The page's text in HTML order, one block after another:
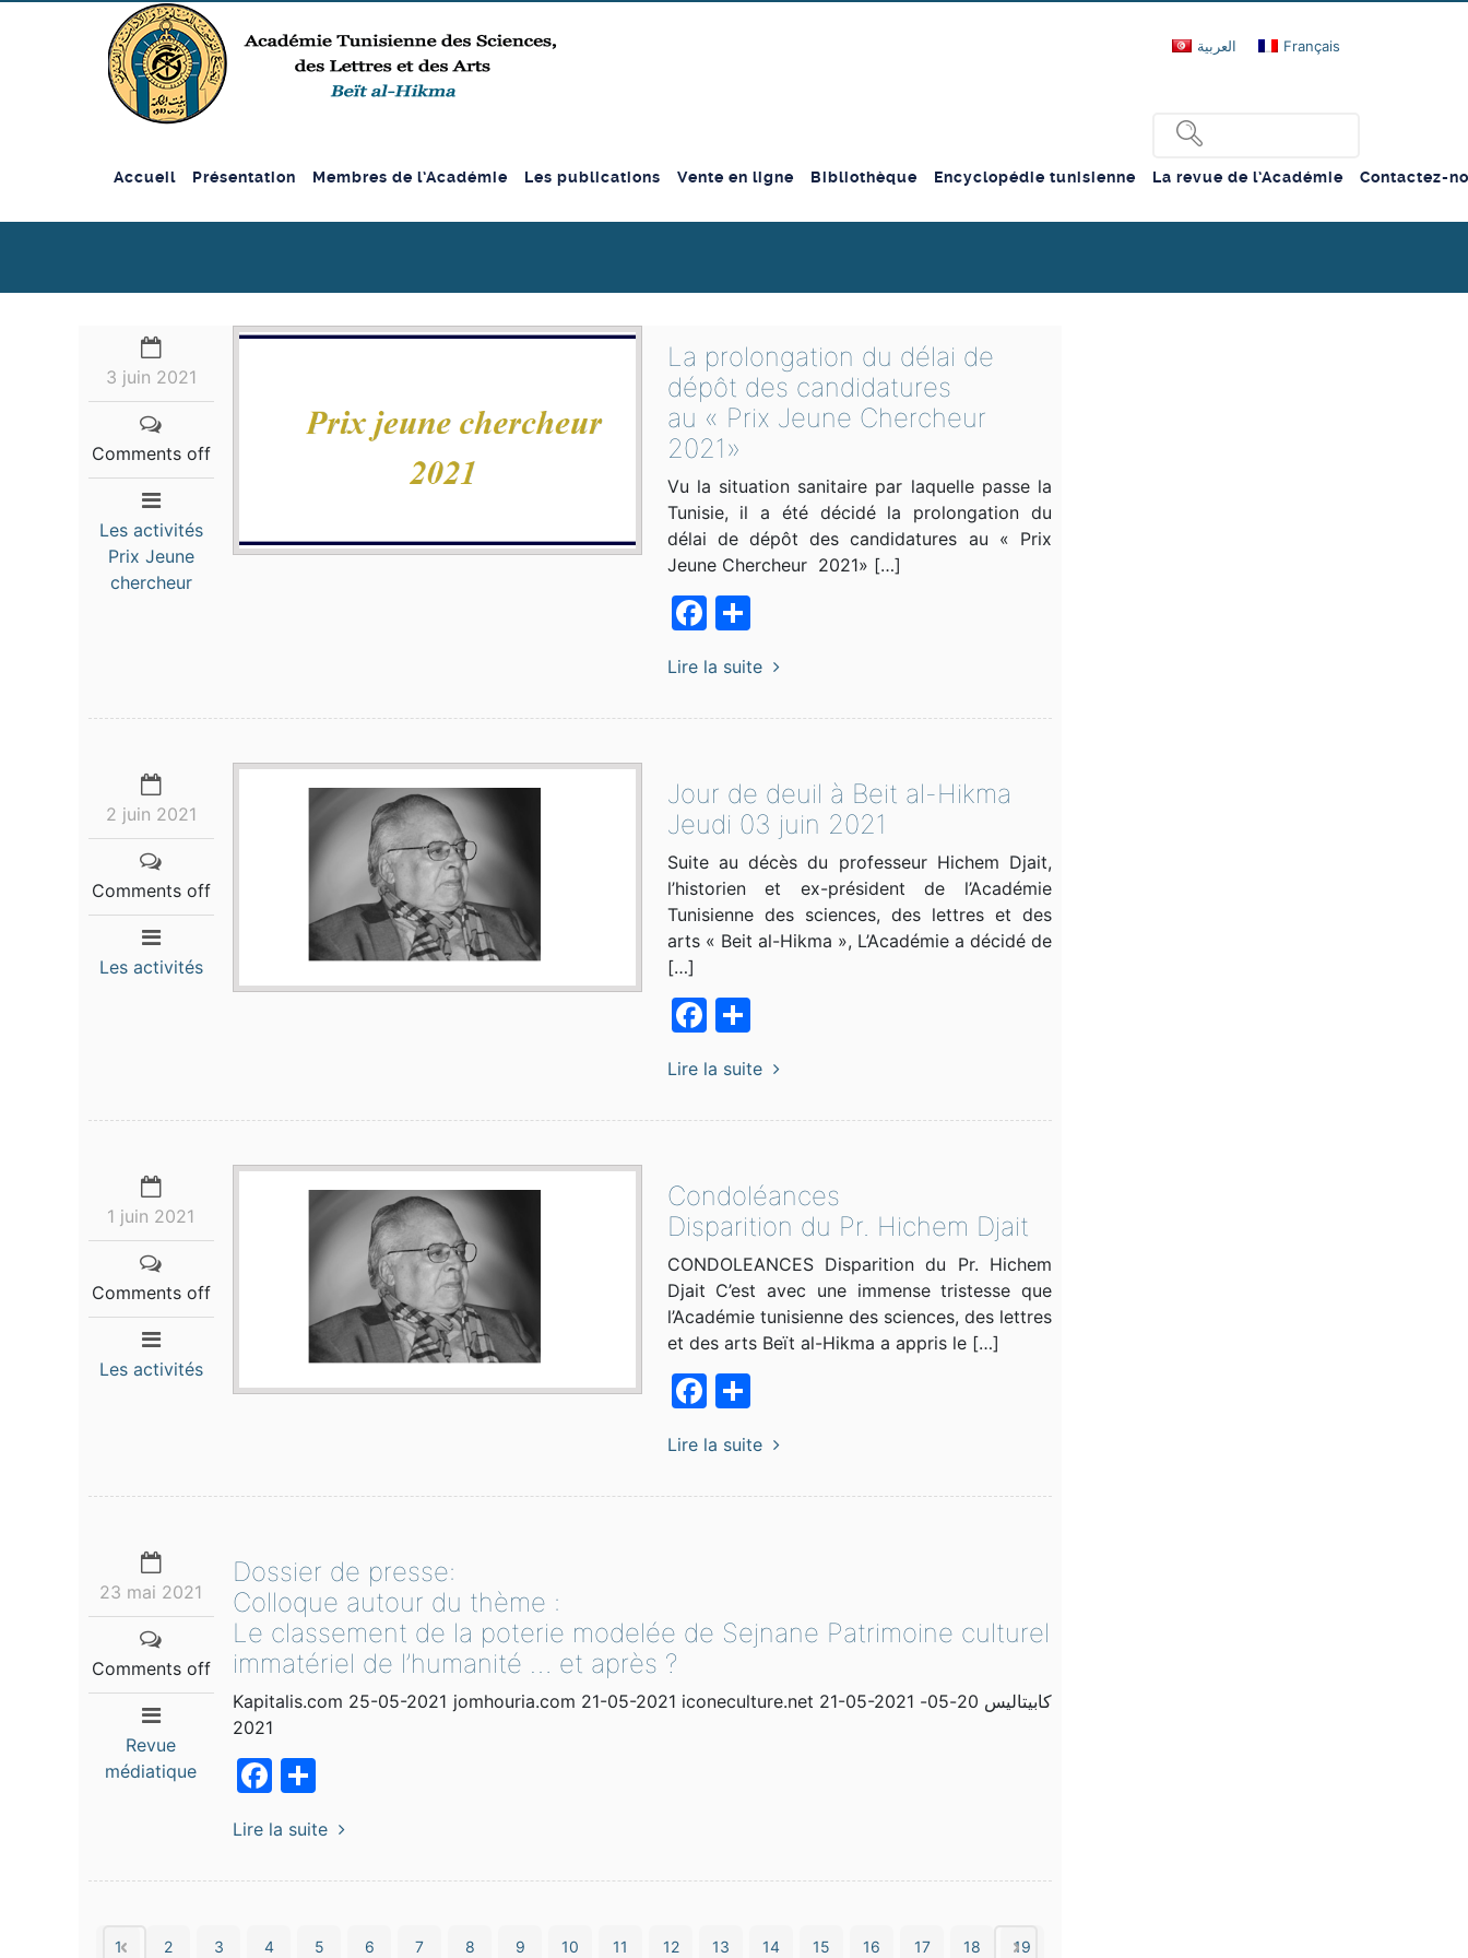
العربية Français
Accueil Présentation Membres de l’Académie Les publications Vente en ligne Bibliothèque Encyclopédie tunisienne La revue de l’Académie Contactez-
La prolongation du délai de
dépôt des candidatures
au « Prix Jeune Chercheur
2021»
Vu la situation sanitaire par laquelle passe la
Tunisie, il a été décidé la prolongation du
délai de dépôt des candidatures au « Prix
Jeune Chercheur 2021» […]
Facebook
Partager
Lire la suite
3 juin 2021
Comments off
Les activités
Prix Jeune
chercheur
Jour de deuil à Beit al-Hikma
Jeudi 03 juin 2021
Suite au décès du professeur Hichem Djait,
l’historien et ex-président de l’Académie
Tunisienne des sciences, des lettres et des
arts « Beit al-Hikma », L’Académie a décidé de
[…]
Facebook
Partager
Lire la suite
2 juin 2021
Comments off
Les activités
Condoléances
Disparition du Pr. Hichem Djait
CONDOLEANCES Disparition du Pr. Hichem
Djait C’est avec une immense tristesse que
l’Académie tunisienne des sciences, des lettres
et des arts Beït al-Hikma a appris le […]
Facebook
Partager
Lire la suite
1 juin 2021
Comments off
Les activités
Dossier de presse:
Colloque autour du thème :
Le classement de la poterie modelée de Sejnane Patrimoine culturel
immatériel de l’humanité … et après ?
Kapitalis.com 25-05-2021 jomhouria.com 21-05-2021 iconeculture.net 21-05-2021 كابيتاليس 20-05-
2021
Facebook
Lire la suite
23 mai 2021
Comments off
Revue
médiatique
1 2 3 4 5 6 7 8 9 10 11 12 13 14 15 16 17 18 19